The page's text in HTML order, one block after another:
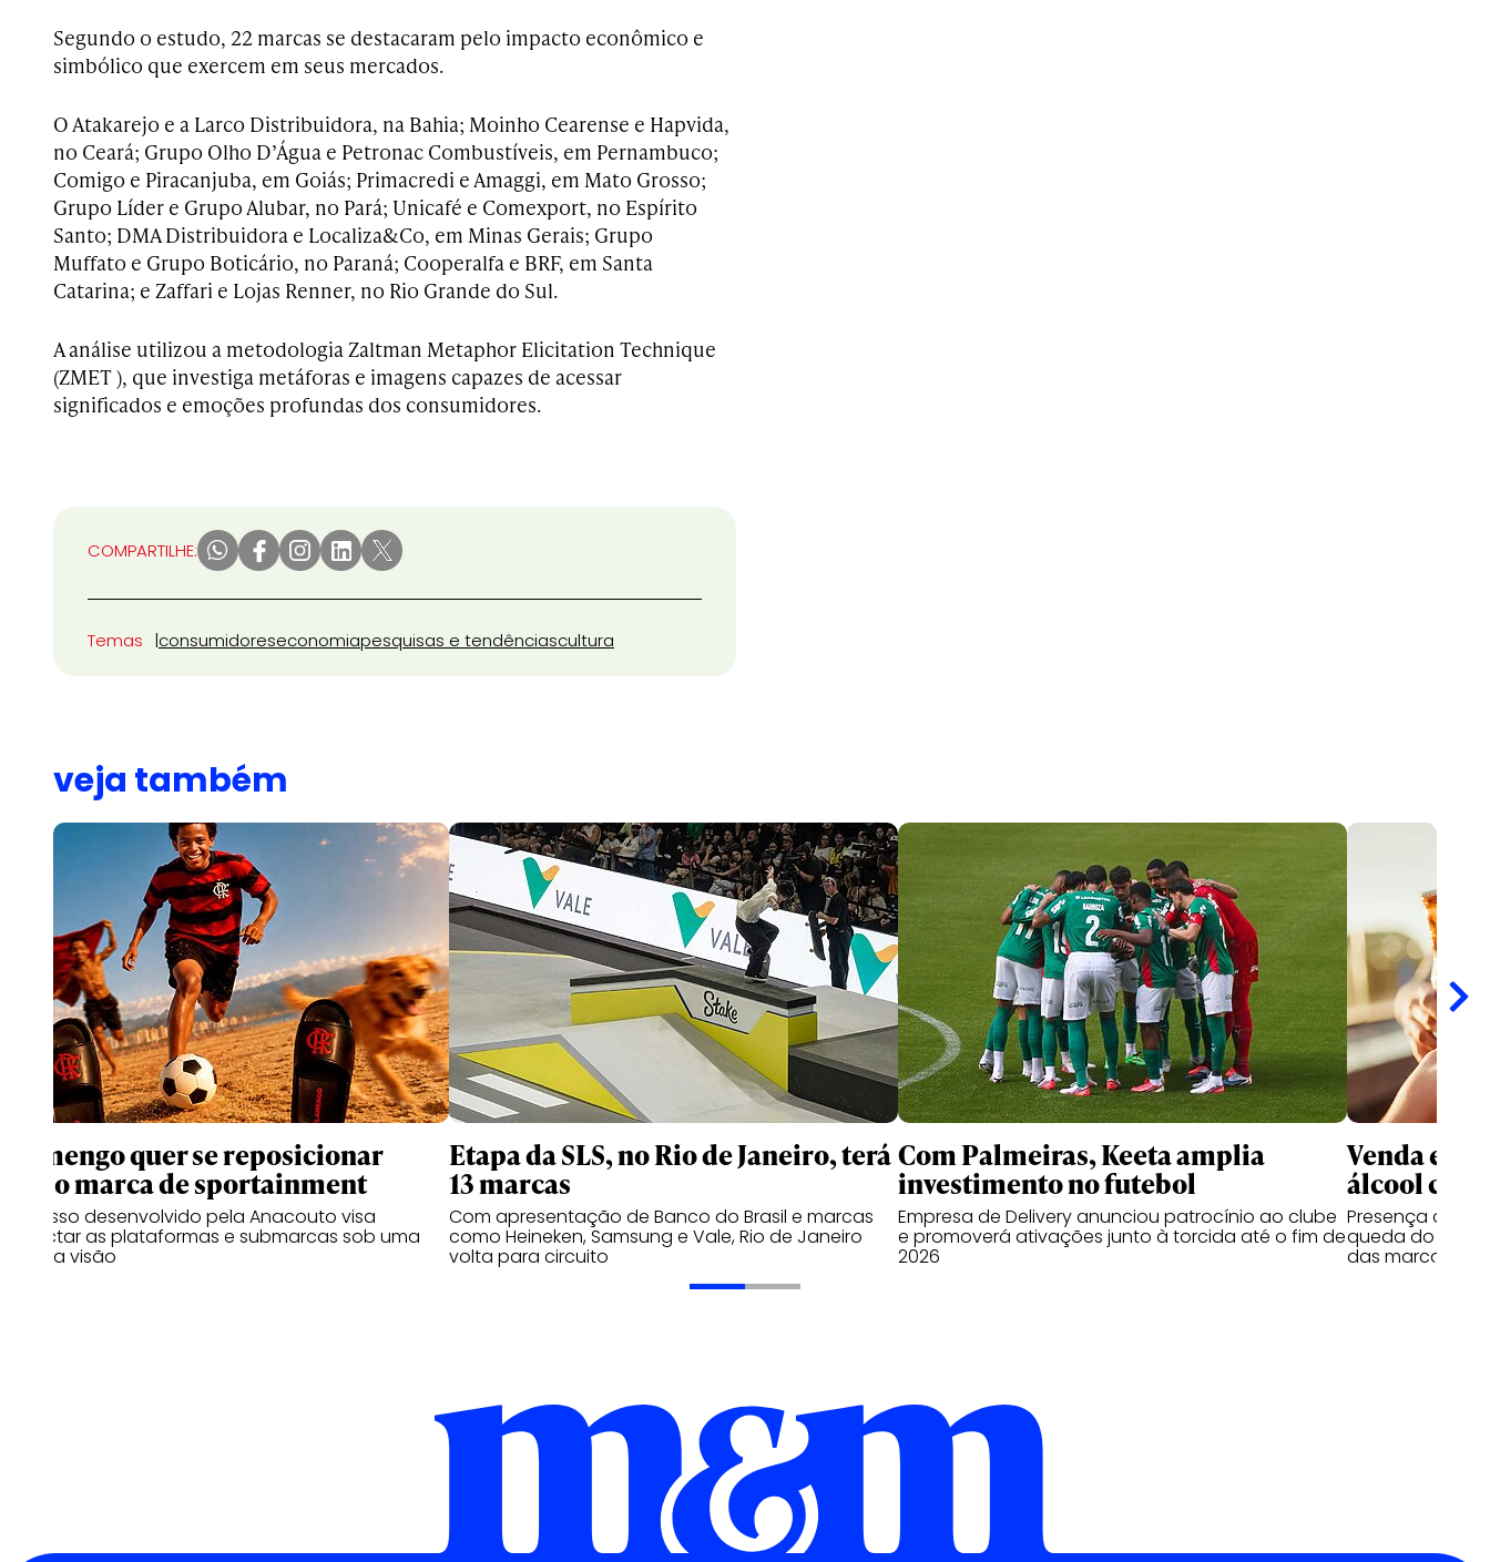
Segundo o estudo, 22 marcas se destacaram pelo impacto econômico e
simbólico que exercem em seus mercados.
O Atakarejo e a Larco Distribuidora, na Bahia; Moinho Cearense e Hapvida,
no Ceará; Grupo Olho D’Água e Petronac Combustíveis, em Pernambuco;
Comigo e Piracanjuba, em Goiás; Primacredi e Amaggi, em Mato Grosso;
Grupo Líder e Grupo Alubar, no Pará; Unicafé e Comexport, no Espírito
Santo; DMA Distribuidora e Localiza&Co, em Minas Gerais; Grupo
Muffato e Grupo Boticário, no Paraná; Cooperalfa e BRF, em Santa
Catarina; e Zaffari e Lojas Renner, no Rio Grande do Sul.
A análise utilizou a metodologia Zaltman Metaphor Elicitation Technique
(ZMET ), que investiga metáforas e imagens capazes de acessar
significados e emoções profundas dos consumidores.
COMPARTILHE:
Temas consumidoreseconomiapesquisas e tendênciascultura
veja também
Flamengo quer se reposicionar
como marca de sportainment
Processo desenvolvido pela Anacouto visa
conectar as plataformas e submarcas sob uma
mesma visão
Etapa da SLS, no Rio de Janeiro, terá
13 marcas
Com apresentação de Banco do Brasil e marcas
como Heineken, Samsung e Vale, Rio de Janeiro
volta para circuito
Com Palmeiras, Keeta amplia
investimento no futebol
Empresa de Delivery anunciou patrocínio ao clube
e promoverá ativações junto à torcida até o fim de
2026
Venda e
álcool
Presença de
queda do
das marcas